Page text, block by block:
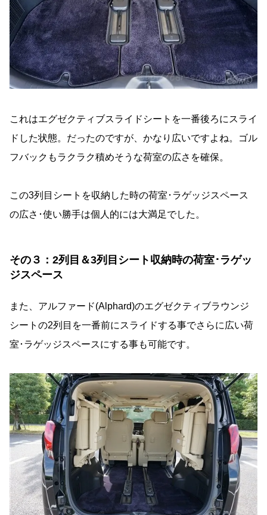
これはエグゼクティブスライドシートを一番後ろにスライ
ドした状態。だったのですが、かなり広いですよね。ゴル
フバックもラクラク積めそうな荷室の広さを確保。
この3列目シートを収納した時の荷室･ラゲッジスペース
の広さ･使い勝手は個人的には大満足でした。
その３：2列目＆3列目シート収納時の荷室･ラゲッ
ジスペース
また、アルファード(Alphard)のエグゼクティブラウンジ
シートの2列目を一番前にスライドする事でさらに広い荷
室･ラゲッジスペースにする事も可能です。